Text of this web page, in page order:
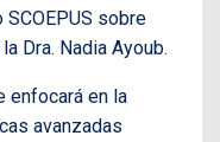
sobre
Dra. Nadia Ayoub.
enfocará en la
avanzadas